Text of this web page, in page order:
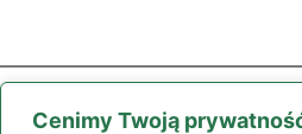
Cenimy Twoją